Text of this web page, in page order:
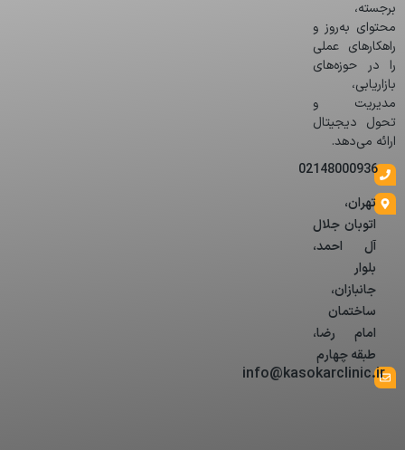
برجسته،
محتوای به‌روز و
راهکارهای عملی
را در حوزه‌های
بازاریابی،
مدیریت و
تحول دیجیتال
ارائه می‌دهد.
02148000936
تهران،
اتوبان جلال
آل احمد،
بلوار
جانبازان،
ساختمان
امام رضا،
طبقه چهارم
info@kasokarclinic.ir